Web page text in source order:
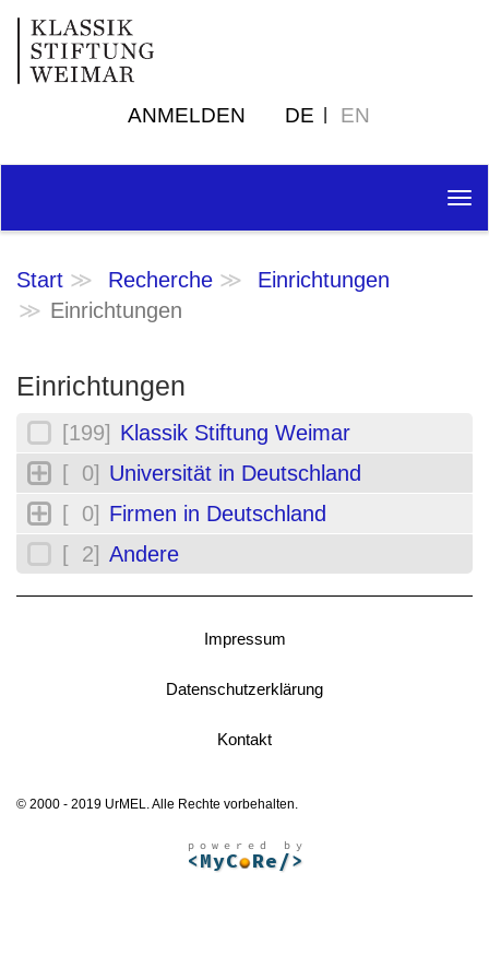
ANMELDEN DE EN
Start Recherche
Einrichtungen
Einrichtungen
Einrichtungen
[199] Klassik Stiftung Weimar
[ 0] Universität in Deutschland
[ 0] Firmen in Deutschland
[ 2] Andere
Impressum
Datenschutzerklärung
Kontakt
© 2000 - 2019 UrMEL. Alle Rechte vorbehalten.